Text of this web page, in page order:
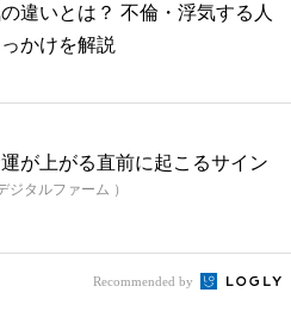
違いとは？ 不倫・浮気する人
かけを解説
運が上がる直前に起こるサイン
ジタルファーム ）
Recommended by